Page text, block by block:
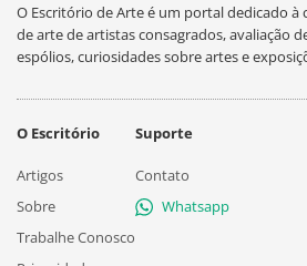
O Escritório de Arte é um portal dedicado à
de arte de artistas consagrados, avaliação
espólios, curiosidades sobre artes e
O Escritório
Artigos
Sobre
Trabalhe Conosco
Suporte
Contato
Whatsapp